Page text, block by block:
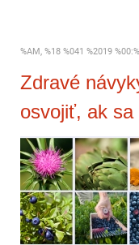
%AM, %18 %041 %2019
Zdravé
osvojiť, ak